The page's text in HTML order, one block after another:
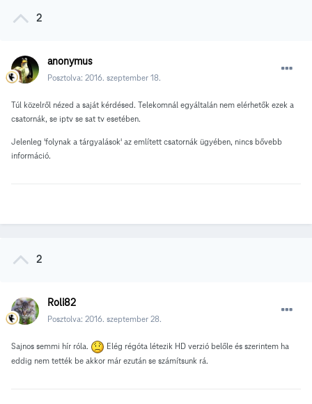
2
anonymus
Posztolva: 2016. szeptember 18.
Túl közelről nézed a saját kérdésed. Telekomnál egyáltalán nem elérhetők ezek a
csatornák, se iptv se sat tv esetében.
Jelenleg 'folynak a tárgyalások' az említett csatornák ügyében, nincs bővebb
információ.
2
Roli82
Posztolva: 2016. szeptember 28.
Sajnos semmi hír róla.
Elég régóta létezik HD verzió belőle és szerintem ha
eddig nem tették be akkor már ezután se számítsunk rá.